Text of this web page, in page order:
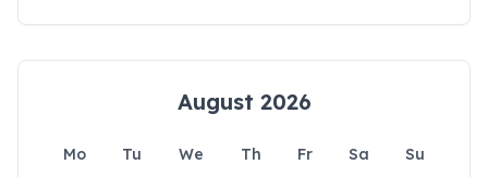
August 2026
Mo Tu We Th Fr Sa Su